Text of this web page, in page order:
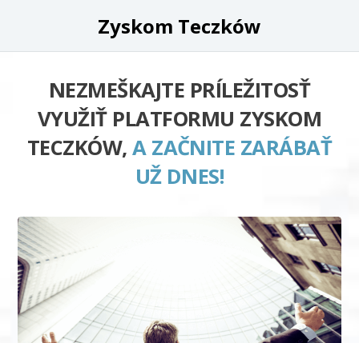
Zyskom Teczków
NEZMEŠKAJTE PRÍLEŽITOSŤ
VYUŽIŤ PLATFORMU ZYSKOM
TECZKÓW,A ZAČNITE ZARÁBAŤ
UŽ DNES!